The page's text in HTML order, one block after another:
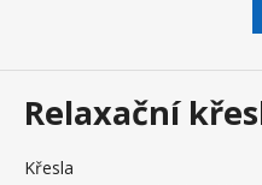
Relaxační
Křesla